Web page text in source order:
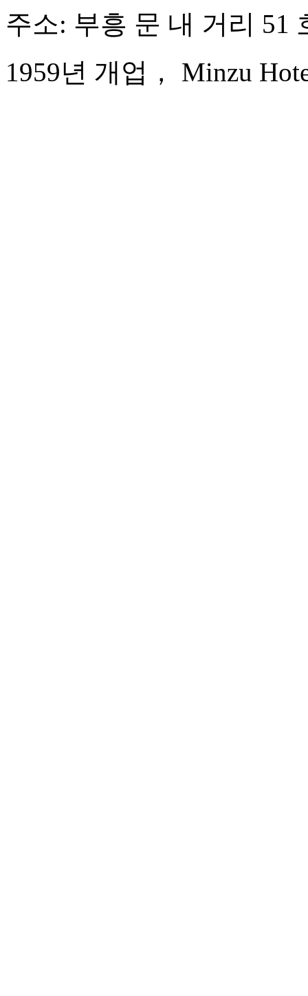
주소: 부흥 문 내 거리 51
1959년 개업， Minzu